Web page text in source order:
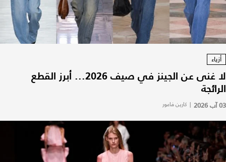
أزياء
لا غنى عن الجينز في صيف 2026... أبرز القطع
الرائجة
03 آب 2026 | كارين فاعور